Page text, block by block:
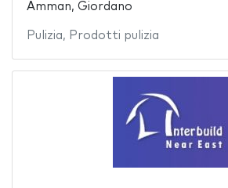
Amman, Giordano
Pulizia, Prodotti pulizia